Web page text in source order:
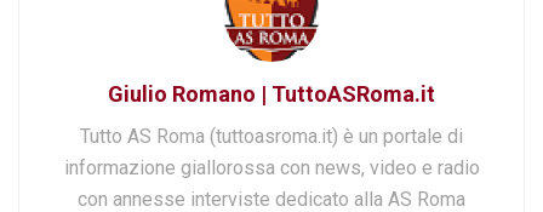
Giulio Romano | TuttoASRoma.it
Tutto AS Roma (tuttoasroma.it) è un portale di
informazione giallorossa con news, video e radio
con annesse interviste dedicato alla AS Roma